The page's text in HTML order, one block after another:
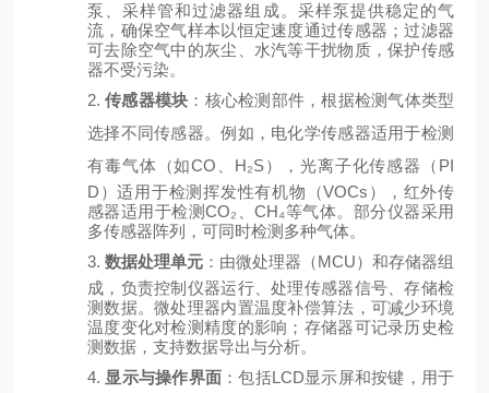
泵、采样管和过滤器组成。采样泵提供稳定的气
流，确保空气样本以恒定速度通过传感器；过滤器
可去除空气中的灰尘、水汽等干扰物质，保护传感
器不受污染。
2.传感器模块 ：核心检测部件，根据检测气体类型
选择不同传感器。例如，电化学传感器适用于检测
有毒气体（如CO、H₂S），光离子化传感器（PI
D）适用于检测挥发性有机物（VOCs），红外传
感器适用于检测CO₂、CH₄等气体。部分仪器采用
多传感器阵列，可同时检测多种气体。
3. 数据处理单元 ：由微处理器（MCU）和存储器组
成，负责控制仪器运行、处理传感器信号、存储检
测数据。微处理器内置温度补偿算法，可减少环境
温度变化对检测精度的影响；存储器可记录历史检
测数据，支持数据导出与分析。
4. 显示与操作界面 ：包括LCD显示屏和按键，用于